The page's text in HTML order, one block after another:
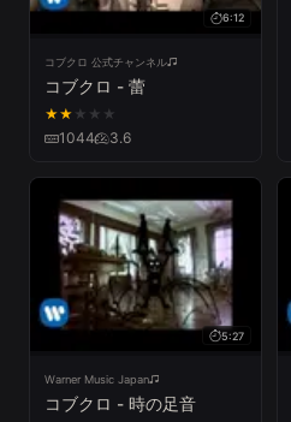
6:12
コブクロ 公式チャンネル
コブクロ - 蕾
★★ ★ ★ ★
1044 3.6
5:27
Warner Music Japan
コブクロ - 時の足音